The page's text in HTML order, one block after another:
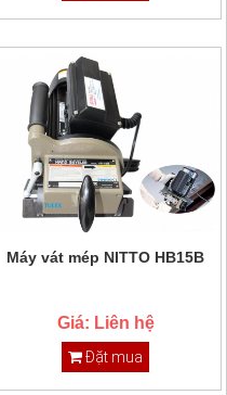
Máy vát mép NITTO HB15B
Giá: Liên hệ
Đặt mua